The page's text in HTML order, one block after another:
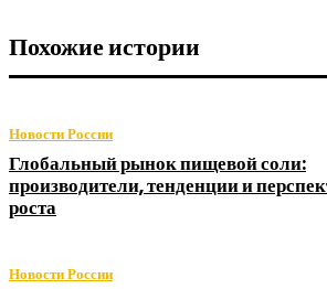
Похожие истории
Новости России
Глобальный рынок пищевой соли:
производители, тенденции и
роста
Новости России